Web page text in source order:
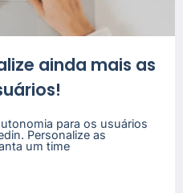
ainda mais as
para os usuários
Personalize as
um time